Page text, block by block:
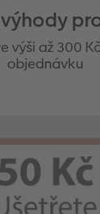
výši až 300
objednávku